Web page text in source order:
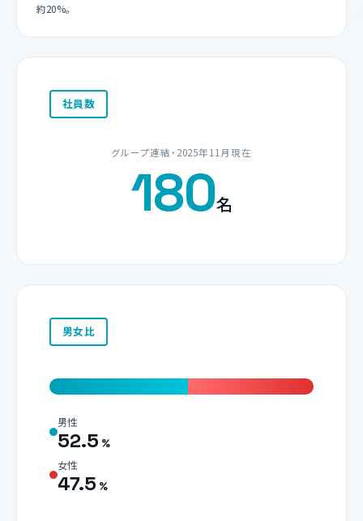
約20%。
社員数
グループ連結・2025年11月現在
180名
男女比
男性
52.5 %
女性
47.5 %